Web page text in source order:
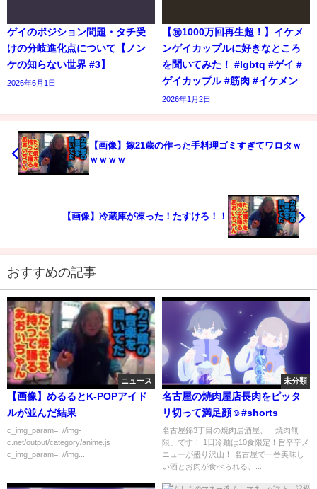
ゲイのポジション問題・タチ受
けの分岐進化点について【ノン
ケの知らない世界 #3】
2026年6月1日
【㊗️1000万回再生超！】イケメ
ンゲイカップルに好きなところ
を聞いてみた！ #lgbtq #ゲイ #
ゲイカップル #筋肉 #イケメン
2026年1月2日
【画像】嫁21歳の作った手料理ゴミすぎてワロタｗ
ｗｗｗｗ
【画像】冷蔵庫が凍った！たすけろ！！
おすすめの記事
ニュース
【画像】めるるとK-POPアイド
ルが並んだ結果
c_img_param=; //img-
c.net/output/category/anime.js
c_img_param=; //img...
未分類
名古屋の焼肉屋店長肉をピッタ
リ切って満足顔☺️#shorts
名古屋錦3丁目の焼肉居酒屋、「焼肉無
限」です！ 1日冷麺は10食限定！旨辛辛メ
ニューが盛り沢山！ 名古屋で一番美味し
い酒とお肉が食べられる、...